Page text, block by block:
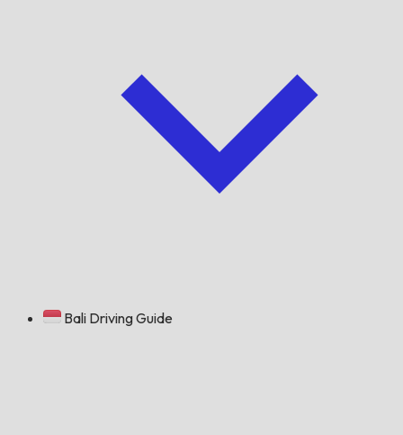
Bali Driving Guide